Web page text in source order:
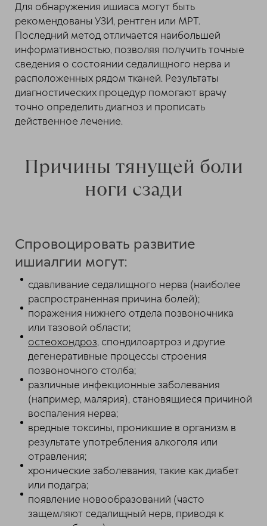
Для обнаружения ишиаса могут быть
рекомендованы УЗИ, рентген или МРТ.
Последний метод отличается наибольшей
информативностью, позволяя получить точные
сведения о состоянии седалищного нерва и
расположенных рядом тканей. Результаты
диагностических процедур помогают врачу
точно определить диагноз и прописать
действенное лечение.
Причины тянущей боли
ноги сзади
Спровоцировать развитие
ишиалгии могут:
сдавливание седалищного нерва (наиболее
распространенная причина болей);
поражения нижнего отдела позвоночника
или тазовой области;
остеохондроз, спондилоартроз и другие
дегенеративные процессы строения
позвоночного столба;
различные инфекционные заболевания
(например, малярия), становящиеся причиной
воспаления нерва;
вредные токсины, проникшие в организм в
результате употребления алкоголя или
отравления;
хронические заболевания, такие как диабет
или подагра;
появление новообразований (часто
защемляют седалищный нерв, приводя к